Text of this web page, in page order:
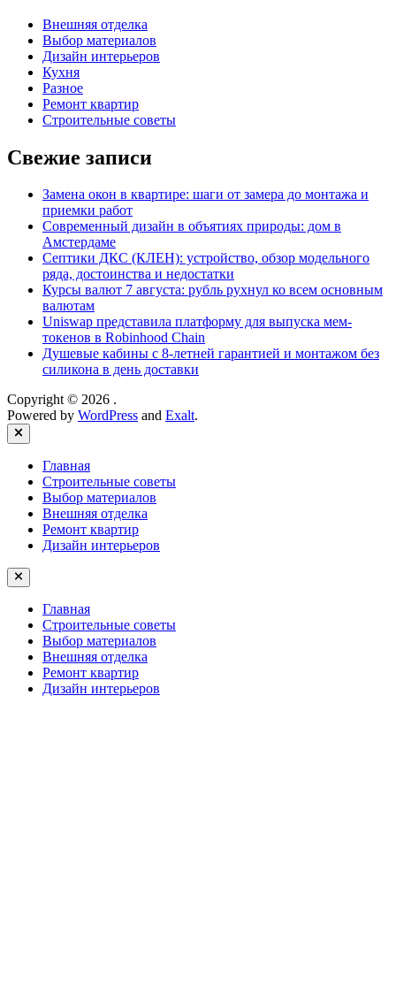
Внешняя отделка
Выбор материалов
Дизайн интерьеров
Кухня
Разное
Ремонт квартир
Строительные советы
Свежие записи
Замена окон в квартире: шаги от замера до монтажа и
приемки работ
Современный дизайн в объятиях природы: дом в
Амстердаме
Септики ДКС (КЛЕН): устройство, обзор модельного
ряда, достоинства и недостатки
Курсы валют 7 августа: рубль рухнул ко всем основным
валютам
Uniswap представила платформу для выпуска мем-
токенов в Robinhood Chain
Душевые кабины с 8‑летней гарантией и монтажом без
силикона в день доставки
Copyright © 2026 .
Powered by WordPress and Exalt.
Close
Главная
Строительные советы
Выбор материалов
Внешняя отделка
Ремонт квартир
Дизайн интерьеров
Главная
Строительные советы
Выбор материалов
Внешняя отделка
Ремонт квартир
Дизайн интерьеров